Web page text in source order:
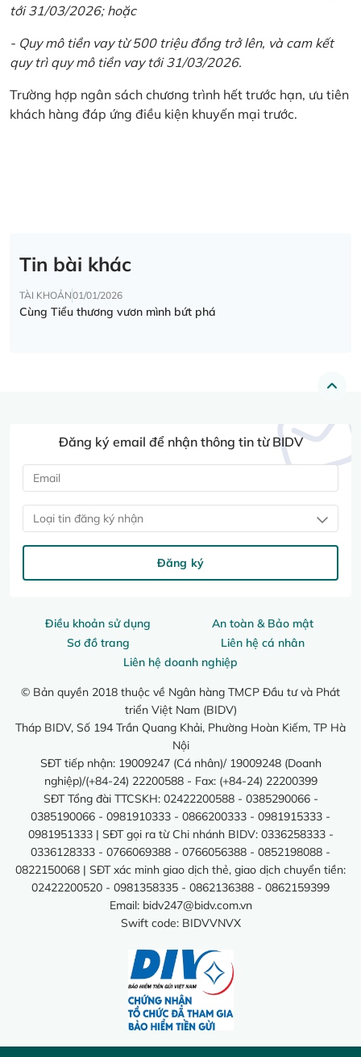
tới 31/03/2026; hoặc
- Quy mô tiền vay từ 500 triệu đồng trở lên, và cam kết
quy trì quy mô tiền vay tới 31/03/2026.
Trường hợp ngân sách chương trình hết trước hạn, ưu tiên
khách hàng đáp ứng điều kiện khuyến mại trước.
Tin bài khác
TÀI KHOẢN01/01/2026
Cùng Tiểu thương vươn mình bứt phá
Điều khoản sử dụng
An toàn & Bảo mật
Sơ đồ trang
Liên hệ cá nhân
Liên hệ doanh nghiệp
© Bản quyền 2018 thuộc về Ngân hàng TMCP Đầu tư và Phát
triển Việt Nam (BIDV)
Tháp BIDV, Số 194 Trần Quang Khải, Phường Hoàn Kiếm, TP Hà
Nội
SĐT tiếp nhận: 19009247 (Cá nhân)/ 19009248 (Doanh
nghiệp)/(+84-24) 22200588 - Fax: (+84-24) 22200399
SĐT Tổng đài TTCSKH: 02422200588 - 0385290066 -
0385190066 - 0981910333 - 0866200333 - 0981915333 -
0981951333 | SĐT gọi ra từ Chi nhánh BIDV: 0336258333 -
0336128333 - 0766069388 - 0766056388 - 0852198088 -
0822150068 | SĐT xác minh giao dịch thẻ, giao dịch chuyển tiền:
02422200520 - 0981358335 - 0862136388 - 0862159399
Email: bidv247@bidv.com.vn
Swift code: BIDVVNVX
Đăng ký email để nhận thông tin từ BIDV
Loại tin đăng ký nhận
Đăng ký